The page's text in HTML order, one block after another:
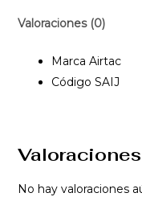
Valoraciones (0)
Marca Airtac
Código SAIJ
Valoraciones
No hay valoraciones